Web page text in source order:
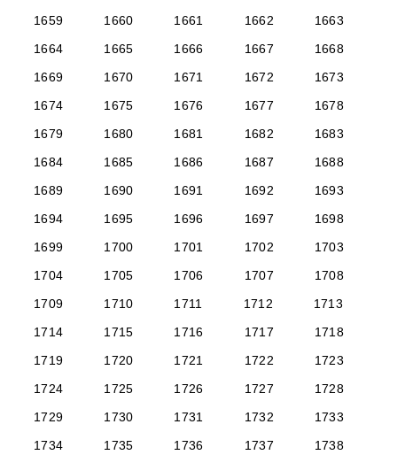
1659
1660 1661 1662
1663
1664
1665 1666 1667
1668
1669
1670 1671 1672
1673
1674
1675 1676 1677
1678
1679
1680 1681 1682
1683
1684
1685 1686 1687
1688
1689
1690 1691 1692
1693
1694
1695 1696 1697
1698
1699
1700 1701 1702
1703
1704
1705 1706 1707
1708
1709
1710 1711 1712
1713
1714
1715 1716 1717
1718
1719
1720 1721 1722
1723
1724
1725 1726 1727
1728
1729
1730 1731 1732
1733
1734
1735 1736 1737
1738